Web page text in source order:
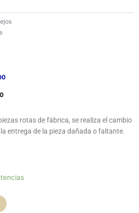
rotas de fábrica, se realiza el cambio
entrega de la pieza dañada o faltante.